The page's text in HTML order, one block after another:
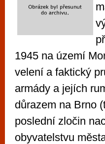
1945 na území
velení a faktický
armády a jejích
důrazem na Brno
poslední zločin
obyvatelstvu